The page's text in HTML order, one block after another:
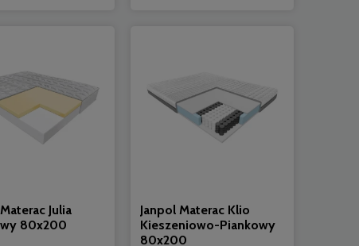
Julia
80x200
Janpol Materac Klio
Kieszeniowo-Piankowy
80x200